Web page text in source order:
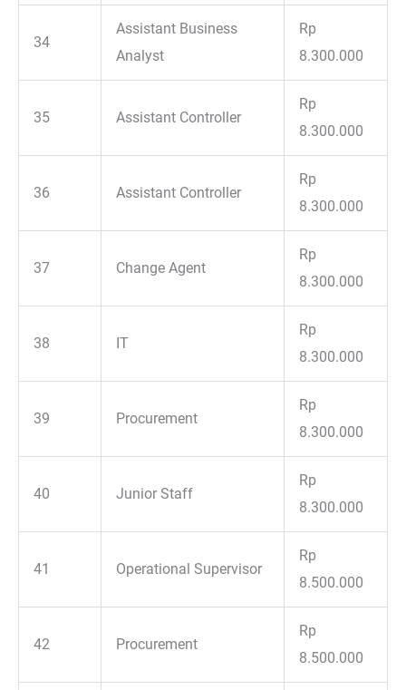
34
Assistant Business
Analyst
Rp
8.300.000
35 Assistant Controller
Rp
8.300.000
36 Assistant Controller
Rp
8.300.000
37 Change Agent
Rp
8.300.000
38 IT
Rp
8.300.000
39 Procurement
Rp
8.300.000
40 Junior Staff
Rp
8.300.000
41 Operational Supervisor
Rp
8.500.000
42 Procurement
Rp
8.500.000